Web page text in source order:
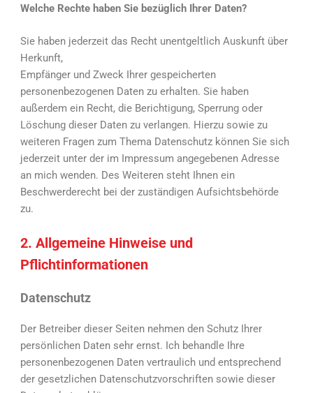
Welche Rechte haben Sie bezüglich Ihrer Daten?
Sie haben jederzeit das Recht unentgeltlich Auskunft über
Herkunft,
Empfänger und Zweck Ihrer gespeicherten
personenbezogenen Daten zu erhalten. Sie haben
außerdem ein Recht, die Berichtigung, Sperrung oder
Löschung dieser Daten zu verlangen. Hierzu sowie zu
weiteren Fragen zum Thema Datenschutz können Sie sich
jederzeit unter der im Impressum angegebenen Adresse
an mich wenden. Des Weiteren steht Ihnen ein
Beschwerderecht bei der zuständigen Aufsichtsbehörde
zu.
2. Allgemeine Hinweise und
Pflichtinformationen
Datenschutz
Der Betreiber dieser Seiten nehmen den Schutz Ihrer
persönlichen Daten sehr ernst. Ich behandle Ihre
personenbezogenen Daten vertraulich und entsprechend
der gesetzlichen Datenschutzvorschriften sowie dieser